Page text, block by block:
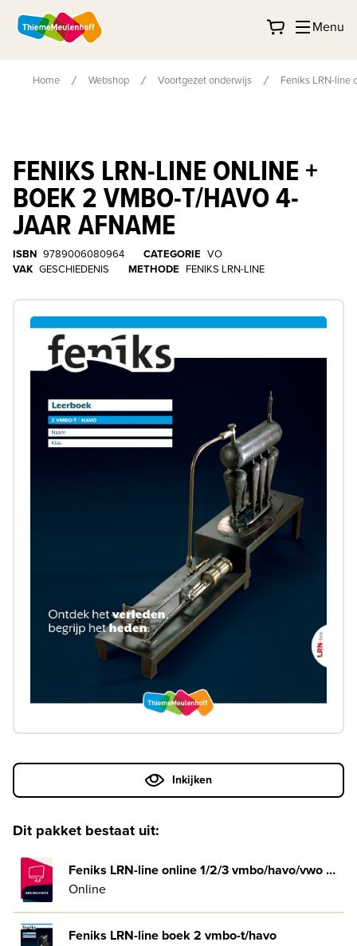
Menu
Home Webshop Voortgezet onderwijs Feniks LRN-line
FENIKS LRN-LINE ONLINE +
BOEK 2 VMBO-T/HAVO 4-
JAAR AFNAME
ISBN 9789006080964 CATEGORIE VO
VAK GESCHIEDENIS METHODE FENIKS LRN-LINE
Inkijken
Dit pakket bestaat uit:
Feniks LRN-line online 1/2/3 vmbo/havo/vwo 4-jaar afname
Online
Feniks LRN-line boek 2 vmbo-t/havo